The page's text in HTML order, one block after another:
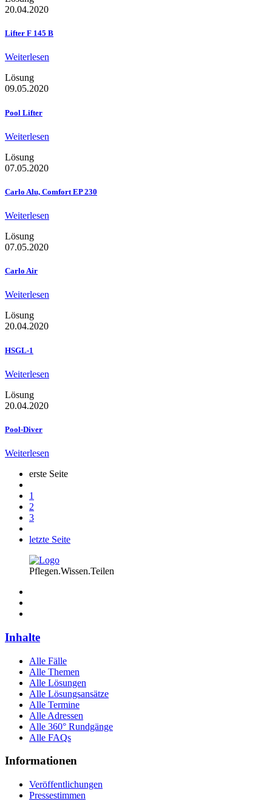
20.04.2020
Lifter F 145 B
Weiterlesen
Lösung
09.05.2020
Pool Lifter
Weiterlesen
Lösung
07.05.2020
Carlo Alu, Comfort EP 230
Weiterlesen
Lösung
07.05.2020
Carlo Air
Weiterlesen
Lösung
20.04.2020
HSGL-1
Weiterlesen
Lösung
20.04.2020
Pool-Diver
Weiterlesen
erste Seite
1
2
3
letzte Seite
Pflegen.Wissen.Teilen
Inhalte
Alle Fälle
Alle Themen
Alle Lösungen
Alle Lösungsansätze
Alle Termine
Alle Adressen
Alle 360° Rundgänge
Alle FAQs
Informationen
Veröffentlichungen
Pressestimmen